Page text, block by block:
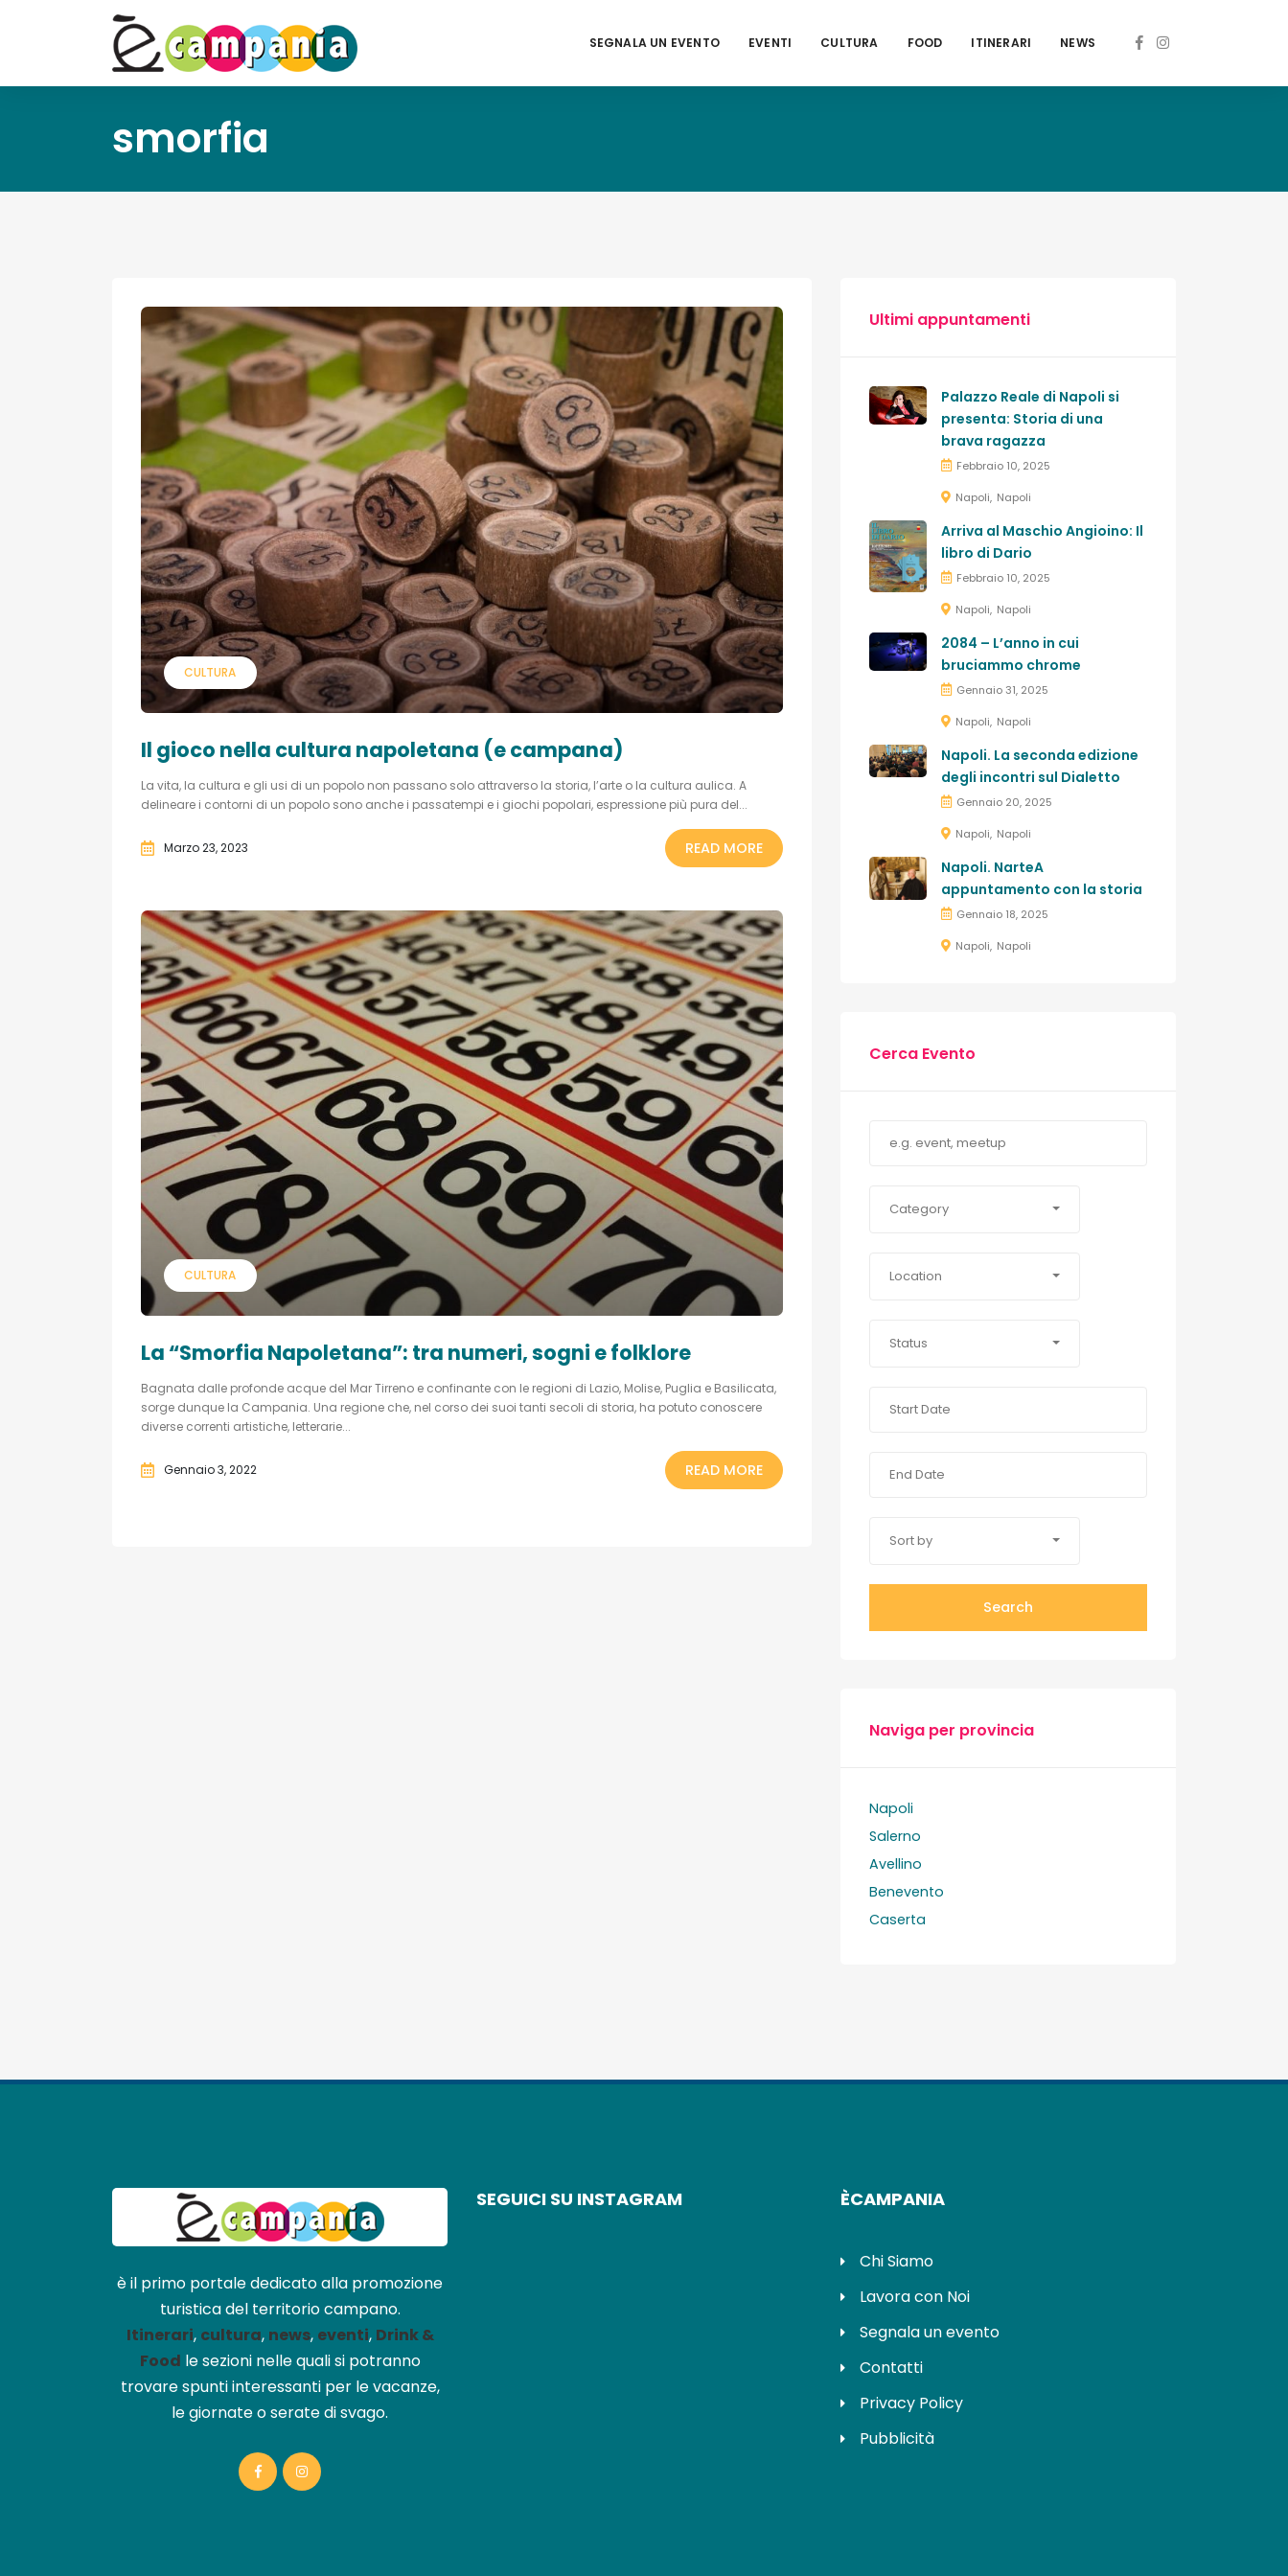
SEGNALA UN EVENTO EVENTI CULTURA FOOD ITINERARI NEWS
smorfia
CULTURA
Il gioco nella cultura napoletana (e campana)
La vita, la cultura e gli usi di un popolo non passano solo attraverso la storia, l’arte o la cultura aulica. A
delineare i contorni di un popolo sono anche i passatempi e i giochi popolari, espressione più pura del...
Marzo 23, 2023 READ MORE
CULTURA
La “Smorfia Napoletana”: tra numeri, sogni e folklore
Bagnata dalle profonde acque del Mar Tirreno e confinante con le regioni di Lazio, Molise, Puglia e Basilicata,
sorge dunque la Campania. Una regione che, nel corso dei suoi tanti secoli di storia, ha potuto conoscere
diverse correnti artistiche, letterarie...
Gennaio 3, 2022 READ MORE
Ultimi appuntamenti
Palazzo Reale di Napoli si
presenta: Storia di una
brava ragazza
Febbraio 10, 2025
Napoli Napoli
Arriva al Maschio Angioino: Il
libro di Dario
Febbraio 10, 2025
Napoli Napoli
2084 – L’anno in cui
bruciammo chrome
Gennaio 31, 2025
Napoli Napoli
Napoli. La seconda edizione
degli incontri sul Dialetto
Gennaio 20, 2025
Napoli Napoli
Napoli. NarteA
appuntamento con la storia
Gennaio 18, 2025
Napoli Napoli
Cerca Evento
Category
Location
Status
Sort by
Search
Naviga per provincia
Napoli
Salerno
Avellino
Benevento
Caserta
è il primo portale dedicato alla promozione
turistica del territorio campano.
Itinerari, cultura, news, eventi, Drink &
Food le sezioni nelle quali si potranno
trovare spunti interessanti per le vacanze,
le giornate o serate di svago.
SEGUICI SU INSTAGRAM ÈCAMPANIA
Chi Siamo
Lavora con Noi
Segnala un evento
Contatti
Privacy Policy
Pubblicità